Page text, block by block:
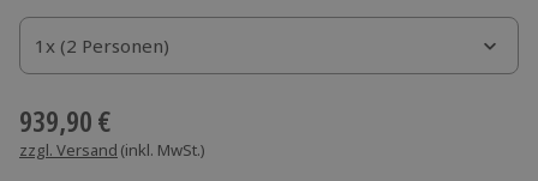
1x (2 Personen)
1x (2 Personen)
1x (2 Personen)
939,90 €
zzgl. Versand (inkl. MwSt.)